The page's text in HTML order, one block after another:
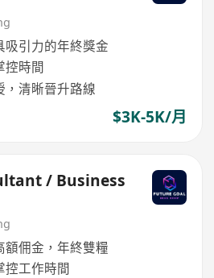
引力的年終獎金
控時間
，清晰晉升路線
$3K-5K/月
/ Business
佣金，年終雙糧
控工作時間